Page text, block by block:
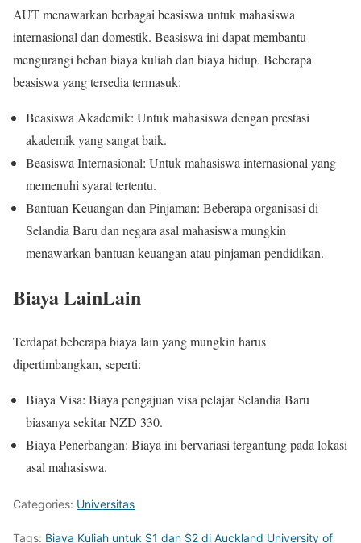
AUT menawarkan berbagai beasiswa untuk mahasiswa
internasional dan domestik. Beasiswa ini dapat membantu
mengurangi beban biaya kuliah dan biaya hidup. Beberapa
beasiswa yang tersedia termasuk:
Beasiswa Akademik: Untuk mahasiswa dengan prestasi
akademik yang sangat baik.
Beasiswa Internasional: Untuk mahasiswa internasional yang
memenuhi syarat tertentu.
Bantuan Keuangan dan Pinjaman: Beberapa organisasi di
Selandia Baru dan negara asal mahasiswa mungkin
menawarkan bantuan keuangan atau pinjaman pendidikan.
Biaya LainLain
Terdapat beberapa biaya lain yang mungkin harus
dipertimbangkan, seperti:
Biaya Visa: Biaya pengajuan visa pelajar Selandia Baru
biasanya sekitar NZD 330.
Biaya Penerbangan: Biaya ini bervariasi tergantung pada lokasi
asal mahasiswa.
Categories: Universitas
Tags: Biaya Kuliah untuk S1 dan S2 di Auckland University of